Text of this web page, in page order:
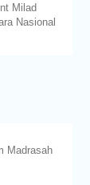
Milad
Nasional
Madrasah